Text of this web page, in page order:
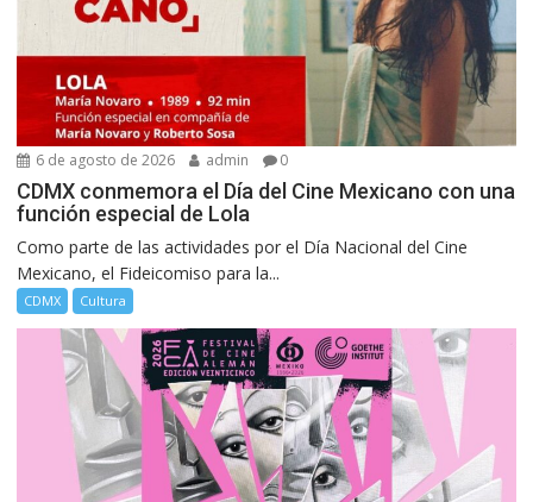
6 de agosto de 2026 admin 0
CDMX conmemora el Día del Cine Mexicano con una
función especial de Lola
Como parte de las actividades por el Día Nacional del Cine
Mexicano, el Fideicomiso para la...
CDMX Cultura